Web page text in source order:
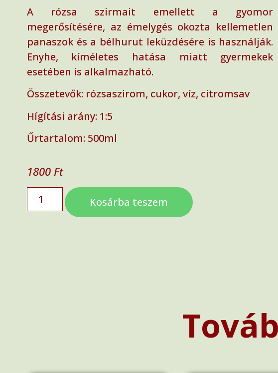
A rózsa szirmait emellett a gyomor
megerősítésére, az émelygés okozta kellemetlen
panaszok és a bélhurut leküzdésére is használják.
Enyhe, kíméletes hatása miatt gyermekek
esetében is alkalmazható.
Összetevők: rózsaszirom, cukor, víz, citromsav
Hígítási arány: 1:5
Űrtartalom: 500ml
1800 Ft
Kosárba teszem